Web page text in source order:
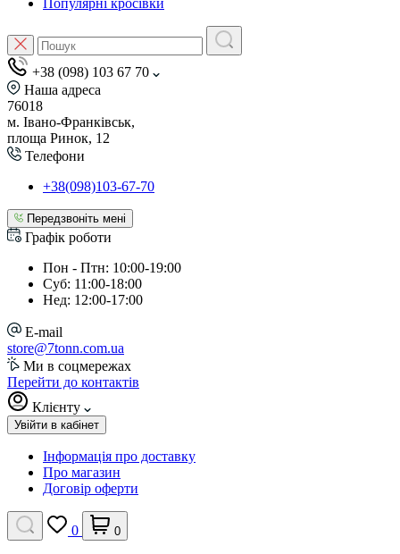
Популярні кросівки
+38 (098) 103 67 70
Наша адреса
76018
м. Івано-Франківськ,
площа Ринок, 12
Телефони
+38(098)103-67-70
Передзвоніть мені
Графік роботи
Пон - Птн: 10:00-19:00
Суб: 11:00-18:00
Нед: 12:00-17:00
E-mail
store@7tonn.com.ua
Ми в соцмережах
Перейти до контактів
Клієнту
Увійти в кабінет
Інформація про доставку
Про магазин
Договір оферти
0 0